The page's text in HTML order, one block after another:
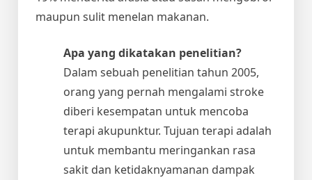
maupun sulit menelan makanan.
Apa yang dikatakan penelitian?
Dalam sebuah penelitian tahun 2005,
orang yang pernah mengalami stroke
diberi kesempatan untuk mencoba
terapi akupunktur. Tujuan terapi adalah
untuk membantu meringankan rasa
sakit dan ketidaknyamanan dampak